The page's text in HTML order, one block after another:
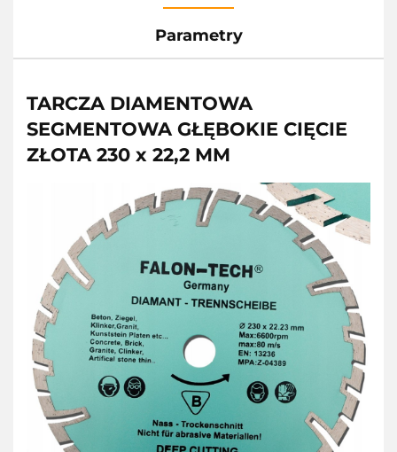
Parametry
TARCZA DIAMENTOWA
SEGMENTOWA GŁĘBOKIE CIĘCIE
ZŁOTA 230 x 22,2 MM